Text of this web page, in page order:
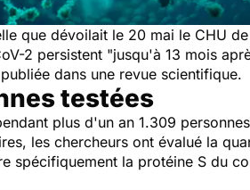
que dévoilait le 20 mai le CHU
2 persistent "jusqu'à 13 mois
dans une revue scientifique.
testées
plus d'un an 1.309
les chercheurs ont évalué la
spécifiquement la protéine S du